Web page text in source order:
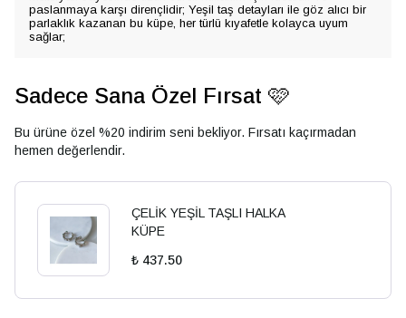
paslanmaya karşı dirençlidir; Yeşil taş detayları ile göz alıcı bir
parlaklık kazanan bu küpe, her türlü kıyafetle kolayca uyum
sağlar;
Sadece Sana Özel Fırsat 🩷
Bu ürüne özel %20 indirim seni bekliyor. Fırsatı kaçırmadan
hemen değerlendir.
ÇELİK YEŞİL TAŞLI HALKA
KÜPE
₺ 437.50